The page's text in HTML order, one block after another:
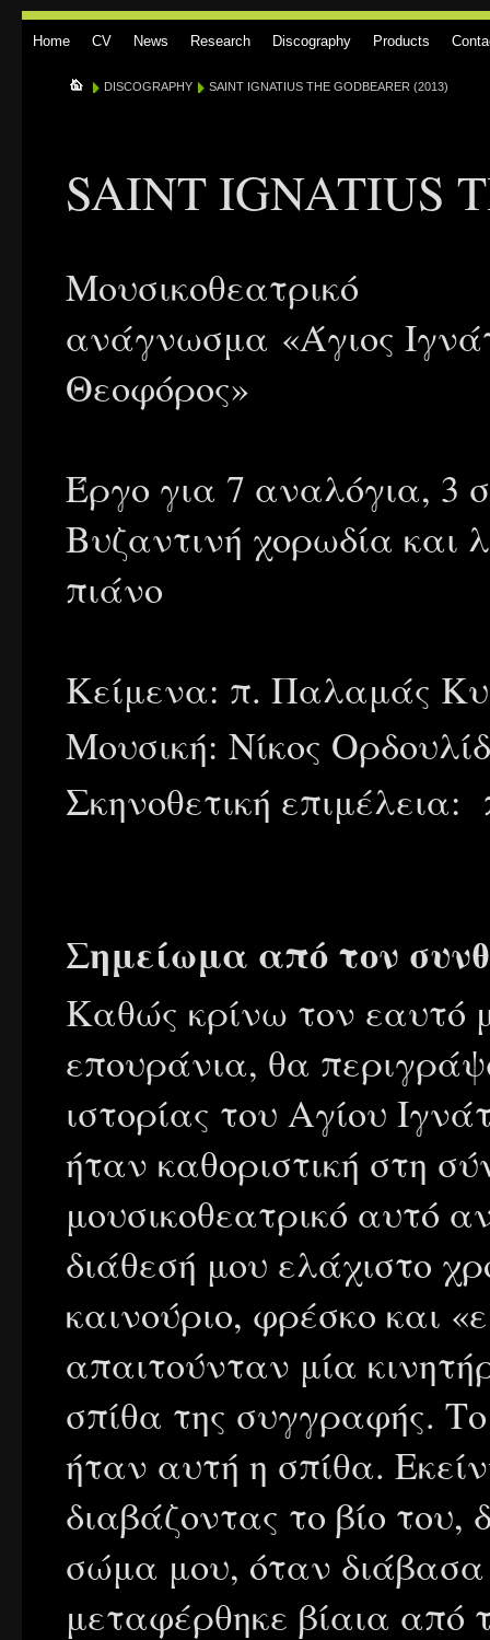
Home CV News Research Discography Products
DISCOGRAPHY SAINT IGNATIUS THE GODBEARER (2013)
SAINT IGNATIUS
Μουσικοθεατρικό
ανάγνωσμα «Άγιος
Θεοφόρος»
Έργο για 7 αναλόγια, 3
Βυζαντινή χορωδία και
πιάνο
Κείμενα: π. Παλαμάς
Μουσική: Νίκος
Σκηνοθετική
Σημείωμα από τον
Καθώς κρίνω τον εαυτό
επουράνια, θα
ιστορίας του Αγίου
ήταν καθοριστική στη
μουσικοθεατρικό αυτό
διάθεσή μου ελάχιστο
καινούριο, φρέσκο και
απαιτούνταν μία
σπίθα της συγγραφής. Το
ήταν αυτή η σπίθα.
διαβάζοντας το βίο
σώμα μου, όταν
μεταφέρθηκε βίαια από